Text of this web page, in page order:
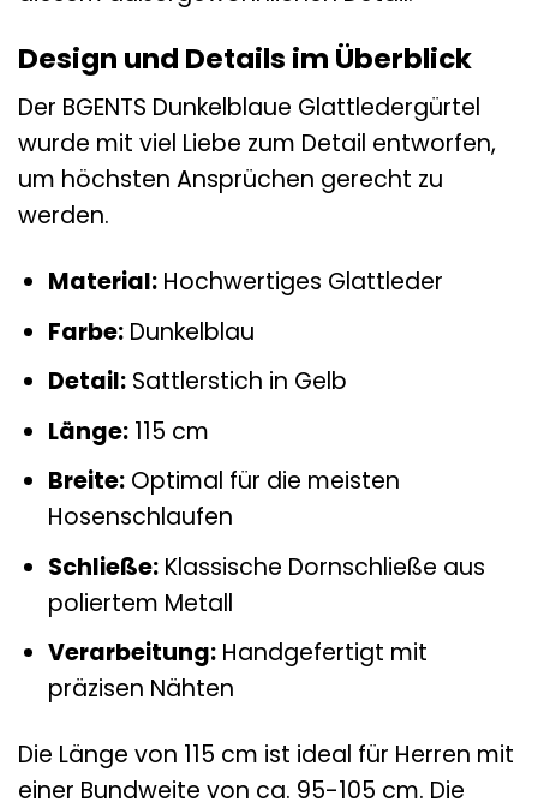
Design und Details im Überblick
Der BGENTS Dunkelblaue Glattledergürtel
wurde mit viel Liebe zum Detail entworfen,
um höchsten Ansprüchen gerecht zu
werden.
Material:Hochwertiges Glattleder
Farbe:Dunkelblau
Detail:Sattlerstich in Gelb
Länge:115 cm
Breite:Optimal für die meisten
Hosenschlaufen
Schließe:Klassische Dornschließe aus
poliertem Metall
Verarbeitung:Handgefertigt mit
präzisen Nähten
Die Länge von 115 cm ist ideal für Herren mit
einer Bundweite von ca. 95-105 cm. Die